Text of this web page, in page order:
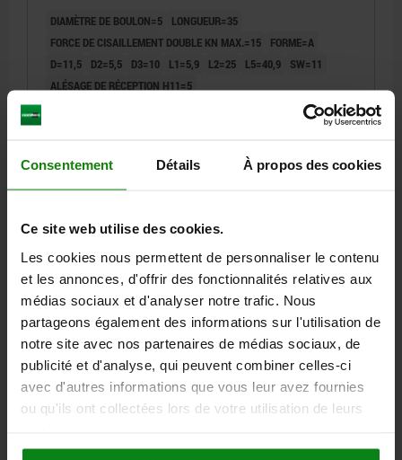
Consentement Détails À propos des cookies
Ce site web utilise des cookies.
Les cookies nous permettent de personnaliser le contenu
et les annonces, d'offrir des fonctionnalités relatives aux
médias sociaux et d'analyser notre trafic. Nous
partageons également des informations sur l'utilisation de
notre site avec nos partenaires de médias sociaux, de
publicité et d'analyse, qui peuvent combiner celles-ci
avec d'autres informations que vous leur avez fournies
ou qu'ils ont collectées lors de votre utilisation de leurs
DIAMÈTRE DE BOULON=5
LONGUEUR=35
FORCE DE CISAILLEMENT DOUBLE KN MAX.=15
FORME=A
D=11,5
D2=5,5 D3=10 L1=5,9 L2=25 L5=40,9
SW=11
ALÉSAGE DE RÉCEPTION H11=5
hors TVA
DÉTAILS
NOUVEAU
03415
GOUPILLE D'ARRÊT, FORME:A AVEC CREUX DE
POIGNÉE, D1=5, L=40, L1=5,9, L5=45,9, ACIER INOX.,